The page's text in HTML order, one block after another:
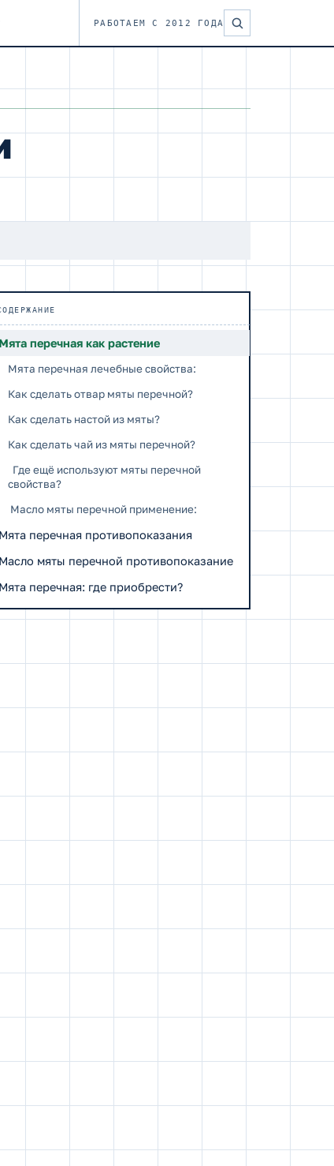
РАБОТАЕМ С 2012 ГОДА
Мята перечная как растение
Мята перечная лечебные свойства:
Как сделать отвар мяты перечной?
Как сделать настой из мяты?
Как сделать чай из мяты перечной?
Где ещё используют мяты перечной
свойства?
Масло мяты перечной применение:
Мята перечная противопоказания
Масло мяты перечной противопоказание
Мята перечная: где приобрести?